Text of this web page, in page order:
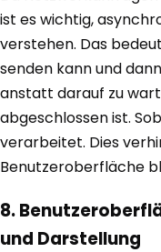
ist es wichtig,
verstehen. Das
senden kann und
anstatt darauf zu
abgeschlossen ist.
verarbeitet. Dies
Benutzeroberfläche
8.
und Darstellung